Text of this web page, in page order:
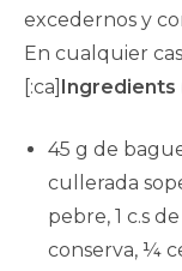
excedernos y
En cualquier
[:ca] Ingredients
45 g de
cullerada
pebre, 1 c.s
conserva, ¼